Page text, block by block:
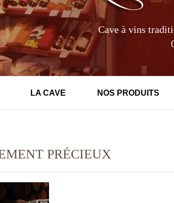
Cave à vins
LA CAVE NOS PRODUITS
PRÉCIEUX